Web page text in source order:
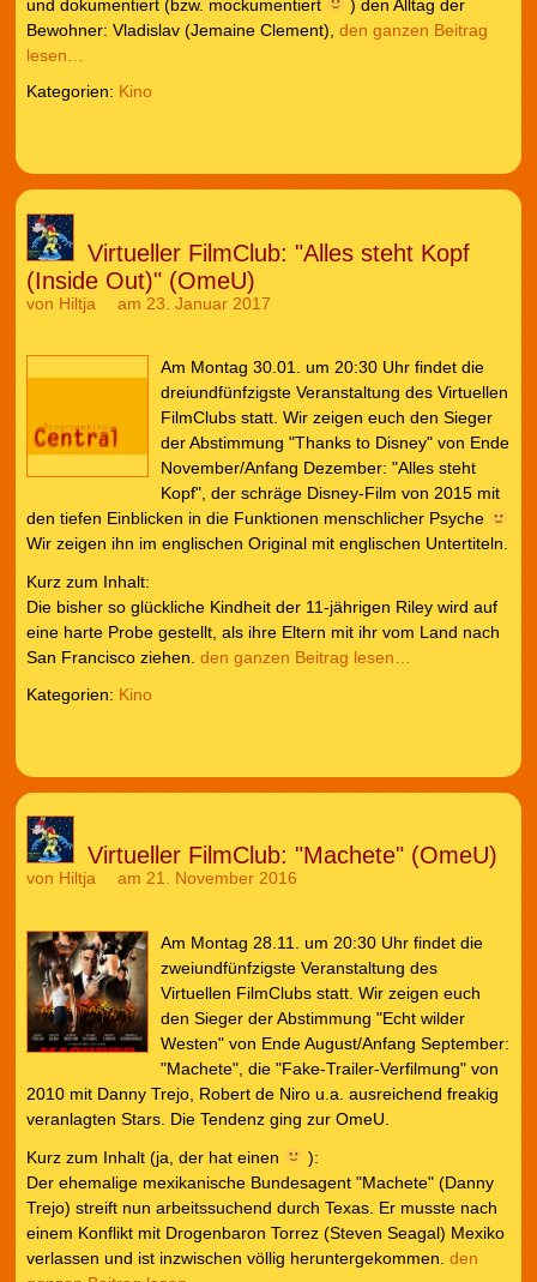
und dokumentiert (bzw. mockumentiert
) den Alltag der
Bewohner: Vladislav (Jemaine Clement), den ganzen Beitrag
lesen…
Kategorien: Kino
Virtueller FilmClub: "Alles steht Kopf
(Inside Out)" (OmeU)
von Hiltja am 23. Januar 2017
Am Montag 30.01. um 20:30 Uhr findet die
dreiundfünfzigste Veranstaltung des Virtuellen
FilmClubs statt. Wir zeigen euch den Sieger
der Abstimmung "Thanks to Disney" von Ende
November/Anfang Dezember: "Alles steht
Kopf", der schräge Disney-Film von 2015 mit
den tiefen Einblicken in die Funktionen menschlicher Psyche
Wir zeigen ihn im englischen Original mit englischen Untertiteln.
Kurz zum Inhalt:
Die bisher so glückliche Kindheit der 11-jährigen Riley wird auf
eine harte Probe gestellt, als ihre Eltern mit ihr vom Land nach
San Francisco ziehen. den ganzen Beitrag lesen…
Kategorien: Kino
Virtueller FilmClub: "Machete" (OmeU)
von Hiltja am 21. November 2016
Am Montag 28.11. um 20:30 Uhr findet die
zweiundfünfzigste Veranstaltung des
Virtuellen FilmClubs statt. Wir zeigen euch
den Sieger der Abstimmung "Echt wilder
Westen" von Ende August/Anfang September:
"Machete", die "Fake-Trailer-Verfilmung" von
2010 mit Danny Trejo, Robert de Niro u.a. ausreichend freakig
veranlagten Stars. Die Tendenz ging zur OmeU.
Kurz zum Inhalt (ja, der hat einen
):
Der ehemalige mexikanische Bundesagent "Machete" (Danny
Trejo) streift nun arbeitssuchend durch Texas. Er musste nach
einem Konflikt mit Drogenbaron Torrez (Steven Seagal) Mexiko
verlassen und ist inzwischen völlig heruntergekommen. den